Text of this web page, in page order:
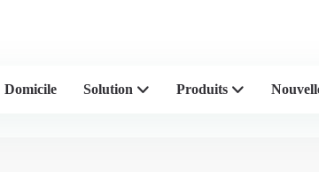
Domicile Solution Produits